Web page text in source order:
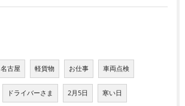
名古屋 軽貨物 お仕事 車両点検
ドライバーさま 2月5日 寒い日